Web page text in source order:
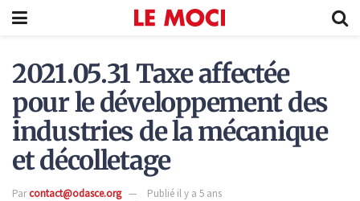
2021.05.31 Taxe affectée
pour le développement des
industries de la mécanique
et décolletage
Parcontact@odasce.org
Publié il y a 5 ans